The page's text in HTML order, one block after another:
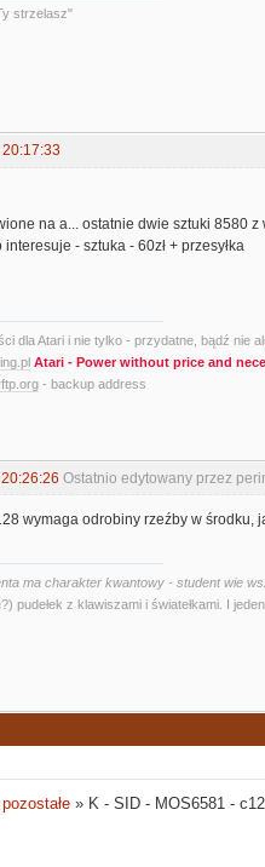
strzelasz"
na a... ostatnie dwie sztuki 8580
- sztuka - 60zł + przesyłka
dla Atari i nie tylko - przydatne, bądź nie
Atari - Power without price and
- backup address
Ostatnio edytowany przez
wymaga odrobiny rzeźby w środku,
ma charakter kwantowy - student wie
pudełek z klawiszami i światełkami. I
» K - SID - MOS6581 -